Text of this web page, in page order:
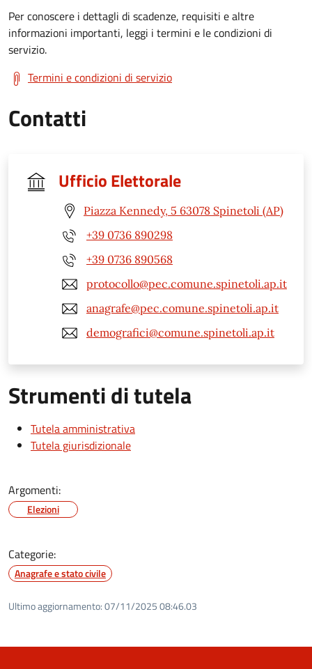
Per conoscere i dettagli di scadenze, requisiti e altre
informazioni importanti, leggi i termini e le condizioni di
servizio.
Termini e condizioni di servizio
Contatti
Ufficio Elettorale
Piazza Kennedy, 5 63078 Spinetoli (AP)
+39 0736 890298
+39 0736 890568
protocollo@pec.comune.spinetoli.ap.it
anagrafe@pec.comune.spinetoli.ap.it
demografici@comune.spinetoli.ap.it
Strumenti di tutela
Tutela amministrativa
Tutela giurisdizionale
Argomenti:
Elezioni
Categorie:
Anagrafe e stato civile
Ultimo aggiornamento:07/11/2025 08:46.03